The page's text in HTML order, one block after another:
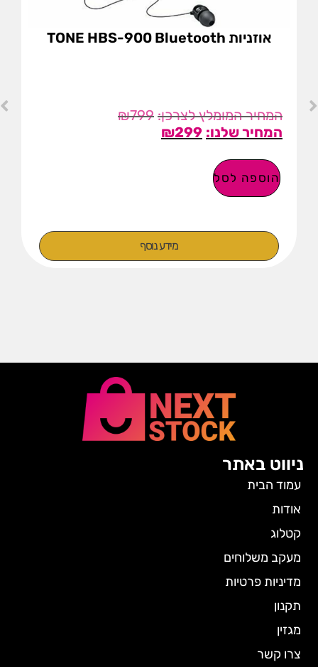
אוזניות TONE HBS-900 Bluetooth
₪799
₪299
הוספה לסל
מידע נוסף
ניווט באתר
עמוד הבית
אודות
קטלוג
מעקב משלוחים
מדיניות פרטיות
תקנון
מגזין
צרו קשר